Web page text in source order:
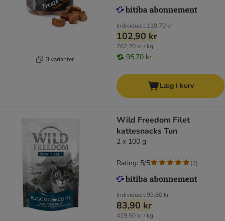
3 varianter
Individuelt 119,70 kr
102,90 kr
762,20 kr / kg
95,70 kr
Læg i kurv
Wild Freedom Filet
kattesnacks Tun
2 x 100 g
Individuelt99,80 kr
83,90 kr
419,50 kr / kg
Rating: 5/5 (2)